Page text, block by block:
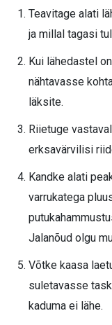
Teavitage alati
ja millal tagasi
Kui lähedastel
nähtavasse
läksite.
Riietuge
erksavärvilisi
Kandke alati
varrukatega
Jalanõud olgu
Võtke kaasa
suletavasse
kaduma ei lähe.